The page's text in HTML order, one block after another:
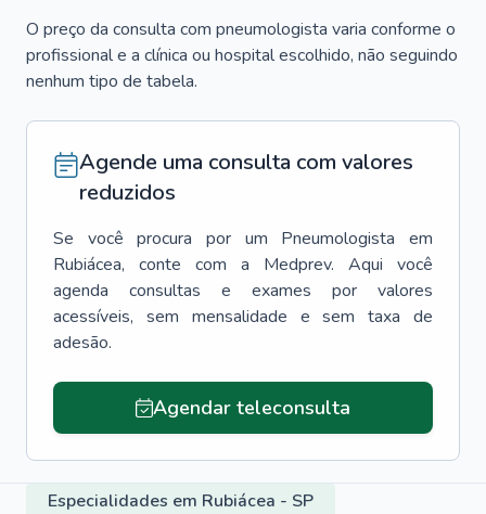
O preço da consulta com pneumologista varia conforme o
profissional e a clínica ou hospital escolhido, não seguindo
nenhum tipo de tabela.
Agende uma consulta com valores
reduzidos
Se você procura por um Pneumologista
em
Rubiácea, conte com a Medprev. Aqui você
agenda consultas e exames por valores
acessíveis, sem mensalidade e sem taxa de
adesão.
Agendar teleconsulta
Especialidades em Rubiácea - SP